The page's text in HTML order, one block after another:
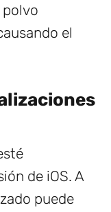
polvo
el
de iOS. A
puede